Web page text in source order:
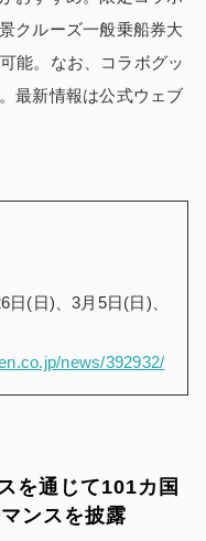
クルーズ一般乗船券大
能。なお、コラボグッ
最新情報は公式ウェブ
(日)、3月5日(日)、
news/392932/
を通じて101カ国
ンスを披露